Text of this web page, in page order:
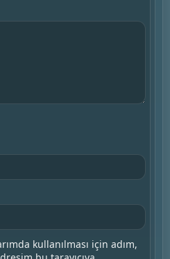
kullanılması için adım,